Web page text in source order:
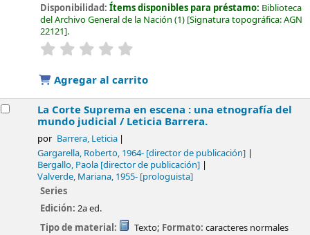
Disponibilidad:Ítems disponibles para préstamo: Biblioteca
del Archivo General de la Nación (1) Signatura topográfica:AGN
22121 .
valoración
Agregar al carrito
La Corte Suprema en escena : una etnografía del
mundo judicial / Leticia Barrera.
por Barrera, Leticia
Gargarella, Roberto, 1964- [director de publicación]
Bergallo, Paola [director de publicación]
Valverde, Mariana, 1955- [prologuista]
Series
Edición:2a ed.
Tipo de material:
Texto; Formato: caracteres normales